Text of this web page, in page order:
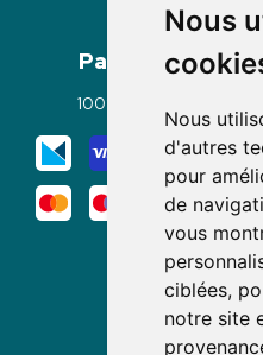
Nous
Nous
d'autres
pour
de
vous
ciblées,
notre site
Paiement
100% sécurisé